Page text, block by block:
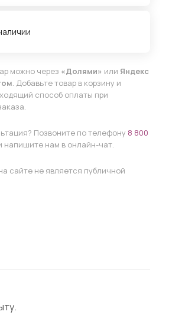
можно через «Долями» или Яндекс
. Добавьте товар в корзину и
способ оплаты при
Позвоните по телефону 8 800
напишите нам в онлайн-чат.
сайте не является публичной